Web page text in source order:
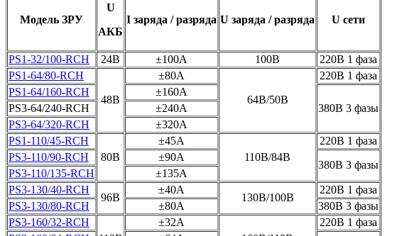
Модель ЗРУ
U
АКБ
I заряда / разряда U заряда / разряда U сети
PS1-32/100-RCH 24B ±100А 100В
220В 1 фаза
PS1-64/80-RCH
48B
±80А
64В/50В
220В 1 фаза
PS1-64/160-RCH
±160A
380В 3 фазы
PS3-64/240-RCH
±240A
PS3-64/320-RCH
±320A
PS1-110/45-RCH
80В
±45A
110В/84В
220B 1 фаза
PS3-110/90-RCH
±90A
380В 3 фазы
PS3-110/135-RCH
±135А
PS3-130/40-RCH
96B
±40A
130В/100В
220B 1 фаза
PS3-130/80-RCH
±80A
380В 3 фазы
PS3-160/32-RCH
±32A
220В 1 фаза